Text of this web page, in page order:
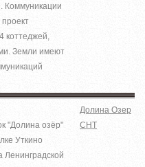
Коммуникации
коттеджей,
Земли имеют
"Долина озёр"
Уткино
Ленинградской
Долина Озер
СНТ